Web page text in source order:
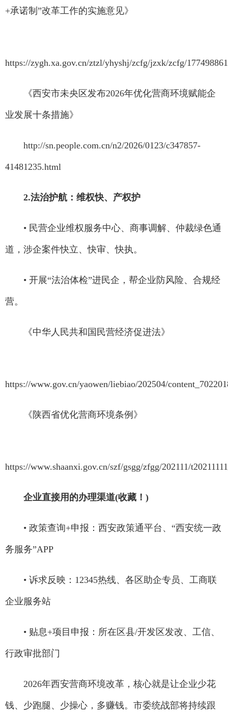
+承诺制”改革工作的实施意见》
https://zygh.xa.gov.cn/ztzl/yhyshj/zcfg/jzxk/zcfg/
《西安市未央区发布2026年优化营商环境赋能企
业发展十条措施》
http://sn.people.com.cn/n2/2026/0123/c347857-
41481235.html
2.法治护航：维权快、产权护
• 民营企业维权服务中心、商事调解、仲裁绿色通
道，涉企案件快立、快审、快执。
• 开展“法治体检”进民企，帮企业防风险、合规经
营。
《中华人民共和国民营经济促进法》
https://www.gov.cn/yaowen/liebiao/202504/
《陕西省优化营商环境条例》
https://www.shaanxi.gov.cn/szf/gsgg/zfgg/202111/
企业直接用的办理渠道(收藏！)
• 政策查询+申报：西安政策通平台、“西安统一政
务服务”APP
• 诉求反映：12345热线、各区助企专员、工商联
企业服务站
• 贴息+项目申报：所在区县/开发区发改、工信、
行政审批部门
2026年西安营商环境改革，核心就是让企业少花
钱、少跑腿、少操心，多赚钱。市委统战部将持续跟